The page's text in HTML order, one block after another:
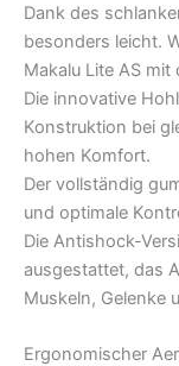
Dank des
besonders leicht.
Makalu Lite AS mit
Die innovative
Konstruktion bei
hohen Komfort.
Der vollständig
und optimale
Die Antishock-
ausgestattet, das
Muskeln, Gelenke
Ergonomischer